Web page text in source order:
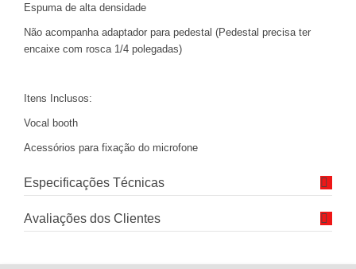
Espuma de alta densidade
Não acompanha adaptador para pedestal (Pedestal precisa ter
encaixe com rosca 1/4 polegadas)
Itens Inclusos:
Vocal booth
Acessórios para fixação do microfone
Especificações Técnicas
Avaliações dos Clientes